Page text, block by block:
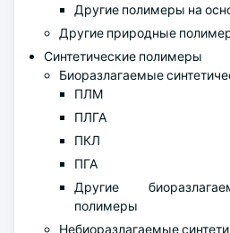
Другие полимеры на
Другие природные
Синтетические полимеры
Биоразлагаемые
ПЛМ
ПЛГА
ПКЛ
ПГА
Другие
полимеры
Небиоразлагаемые